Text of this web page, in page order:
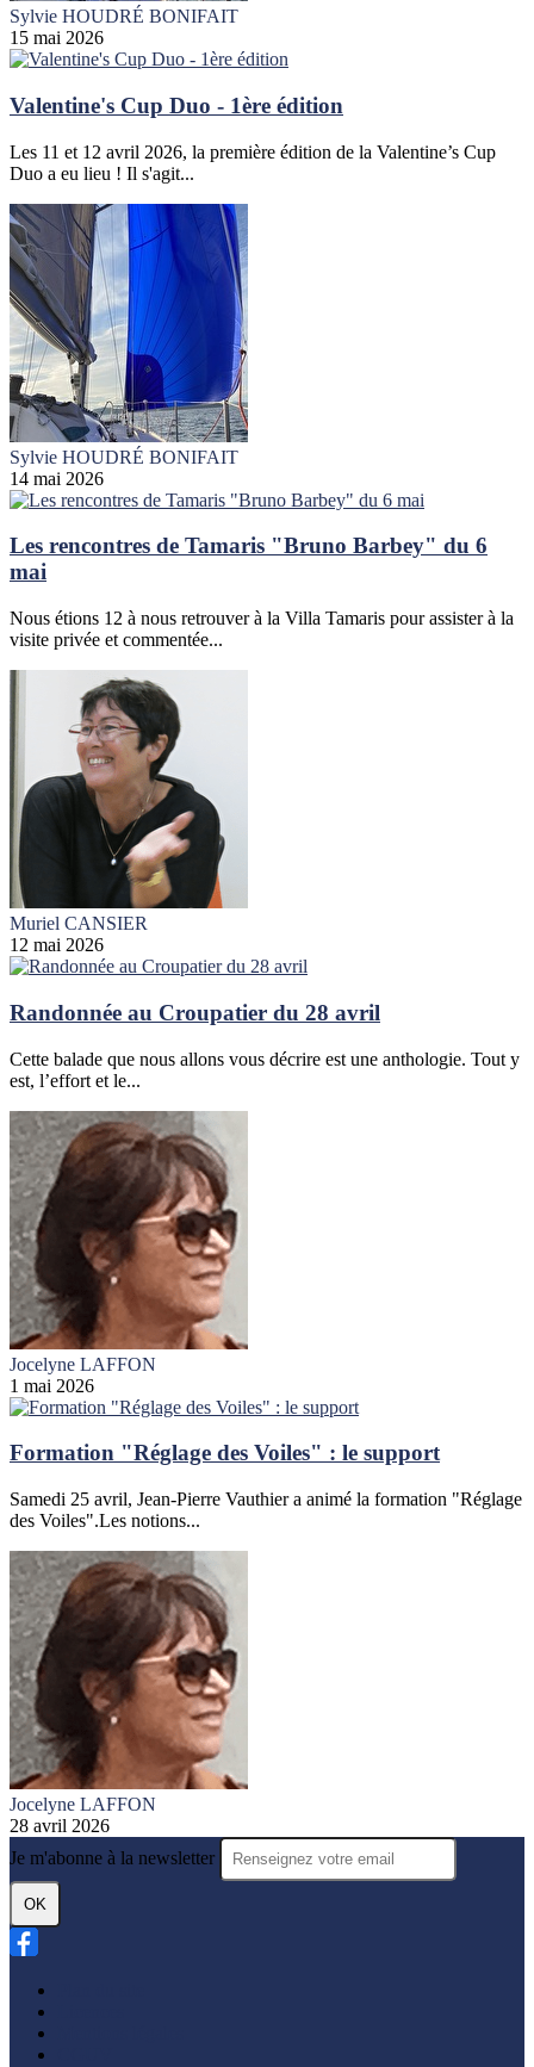
Sylvie HOUDRÉ BONIFAIT
15 mai 2026
Valentine's Cup Duo - 1ère édition
Les 11 et 12 avril 2026, la première édition de la Valentine’s Cup
Duo a eu lieu ! Il s'agit...
Sylvie HOUDRÉ BONIFAIT
14 mai 2026
Les rencontres de Tamaris "Bruno Barbey" du 6
mai
Nous étions 12 à nous retrouver à la Villa Tamaris pour assister à la
visite privée et commentée...
Muriel CANSIER
12 mai 2026
Randonnée au Croupatier du 28 avril
Cette balade que nous allons vous décrire est une anthologie. Tout y
est, l’effort et le...
Jocelyne LAFFON
1 mai 2026
Formation "Réglage des Voiles" : le support
Samedi 25 avril, Jean-Pierre Vauthier a animé la formation "Réglage
des Voiles".Les notions...
Jocelyne LAFFON
28 avril 2026
Je m'abonne à la newsletter
OK